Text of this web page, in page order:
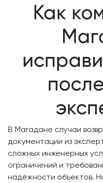
Как
В Магадане случаи
документации из
сложных инженерных
ограничений и
надёжности объектов.